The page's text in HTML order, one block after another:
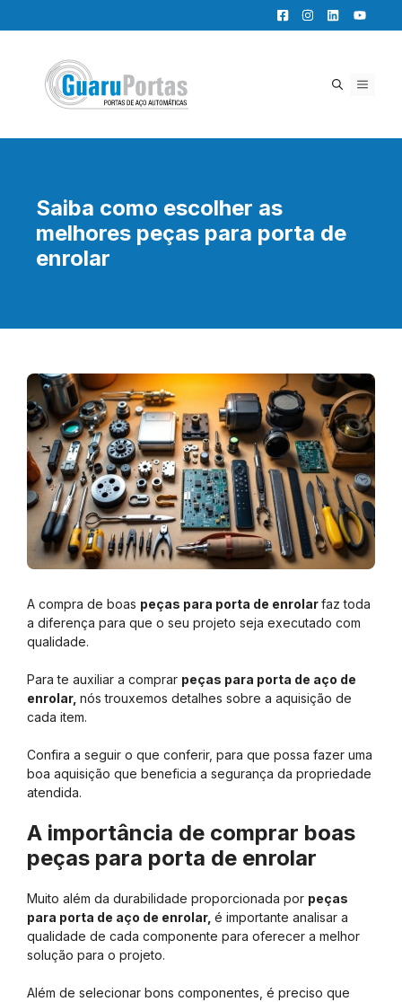
para
conteúdo
MENU
Saiba como escolher as
melhores peças para porta de
enrolar
A compra de boas peças para porta de enrolarfaz toda
a diferença para que o seu projeto seja executado com
qualidade.
Para te auxiliar a comprar peças para porta de aço de
enrolar, nós trouxemos detalhes sobre a aquisição de
cada item.
Confira a seguir o que conferir, para que possa fazer uma
boa aquisição que beneficia a segurança da propriedade
atendida.
A importância de comprar boas
peças para porta de enrolar
Muito além da durabilidade proporcionada por peças
para porta de aço de enrolar, é importante analisar a
qualidade de cada componente para oferecer a melhor
solução para o projeto.
Além de selecionar bons componentes, é preciso que